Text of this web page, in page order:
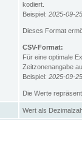
kodiert.
Beispiel: 2025-09-
Dieses Format
CSV-Format:
Für eine optimale
Zeitzonenangabe
Beispiel: 2025-09-
Die Werte
Wert als